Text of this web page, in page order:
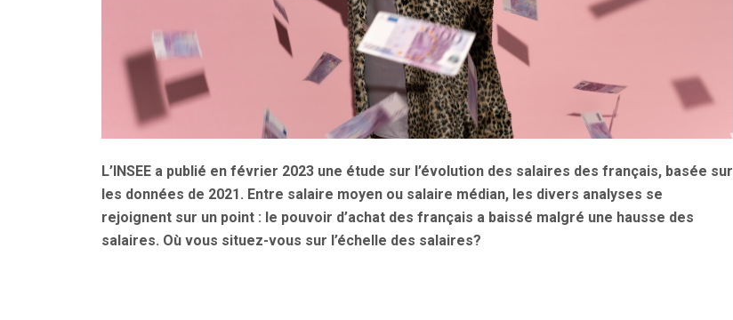
L’INSEE a publié en février 2023 une étude sur l’évolution des salaires des français, basée sur
les données de 2021. Entre salaire moyen ou salaire médian, les divers analyses se
rejoignent sur un point : le pouvoir d’achat des français a baissé malgré une hausse des
salaires. Où vous situez-vous sur l’échelle des salaires?